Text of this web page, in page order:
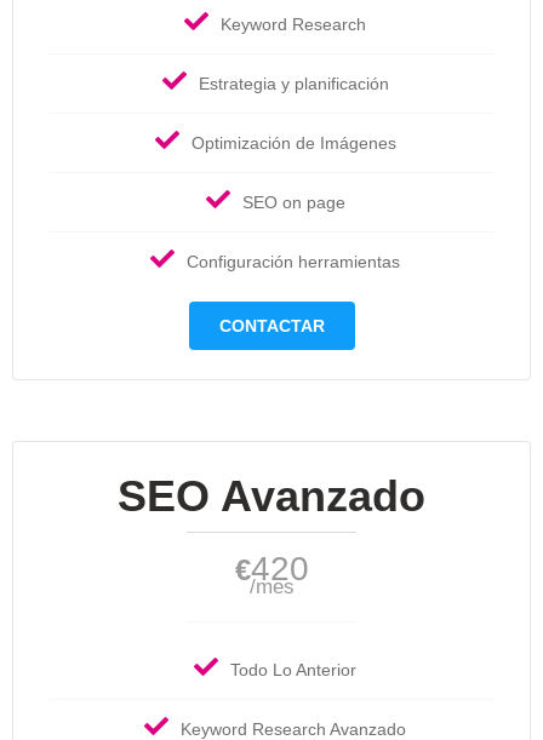
Keyword Research
Estrategia y planificación
Optimización de Imágenes
SEO on page
Configuración herramientas
CONTACTAR
SEO Avanzado
€420
/mes
Todo Lo Anterior
Keyword Research Avanzado